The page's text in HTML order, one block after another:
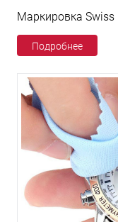
Маркировка Swiss
Подробнее